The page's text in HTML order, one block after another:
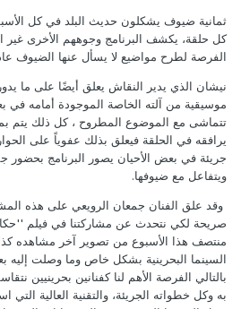
ثمانية ضيوف‮ ‬يشكلون حديث البلد في‮ ‬كل
‬كل حلقة،‮ ‬يكشف البرنامج وجوههم الأخرى‮ ‬غير
الفرصة لطرح مواضيع لا‮ ‬يسأل عنها الضيوف
نيشان الذي‮ ‬يدير النقاش‮ ‬يعلق أيضًا على ما‮
موسيقية من آلته الخاصة الموجودة أمامه في‮
تتماشى مع الموضوع المطروح‮ ‬،‮ ‬كل ذلك‮ ‬يتم
‬يرافقه في‮ ‬الحلقة فيعلق بذلك عفوياً‮ ‬على
جريئة في‮ ‬بعض الأحيان‮ ‬يصور البرنامج بحضور
ويتفاعل مع ضيوفها‮.‬
‬بالتالي‮ ‬الفرصة الأهم لنا كفنانين بحرينيين